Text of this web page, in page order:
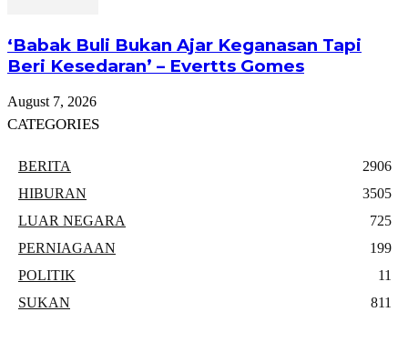
‘Babak Buli Bukan Ajar Keganasan Tapi
Beri Kesedaran’ – Evertts Gomes
August 7, 2026
CATEGORIES
BERITA
2906
HIBURAN
3505
LUAR NEGARA
725
PERNIAGAAN
199
POLITIK
11
SUKAN
811